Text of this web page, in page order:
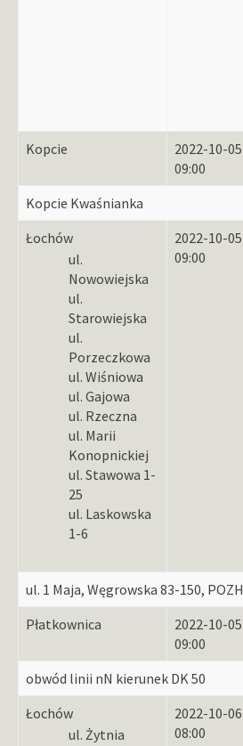
Kopcie
2022-10-05
09:00
Kopcie Kwaśnianka
Łochów
ul.
Nowowiejska
ul.
Starowiejska
ul.
Porzeczkowa
ul. Wiśniowa
ul. Gajowa
ul. Rzeczna
ul. Marii
Konopnickiej
ul. Stawowa 1-
25
ul. Laskowska
1-6
2022-10-05
09:00
ul. 1 Maja, Węgrowska 83-150, POZH
Płatkownica
2022-10-05
09:00
obwód linii nN kierunek DK 50
Łochów
ul. Żytnia
2022-10-06
08:00